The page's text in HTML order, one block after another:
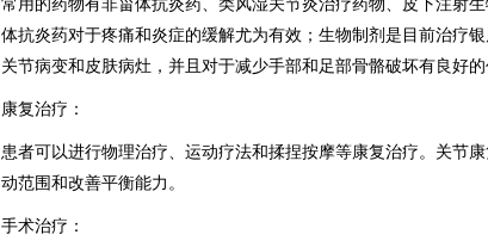
常用的药物有非甾体抗炎药、类风湿关节炎治疗药物、皮下注射
体抗炎药对于疼痛和炎症的缓解尤为有效；生物制剂是目前治疗
关节病变和皮肤病灶，并且对于减少手部和足部骨骼破坏有良好的
康复治疗：
患者可以进行物理治疗、运动疗法和揉捏按摩等康复治疗。关节
动范围和改善平衡能力。
手术治疗：